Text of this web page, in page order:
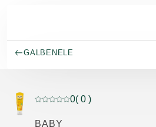
GALBENELE
Evaluare curentă: 0 din 5
0( 0 )
BABY